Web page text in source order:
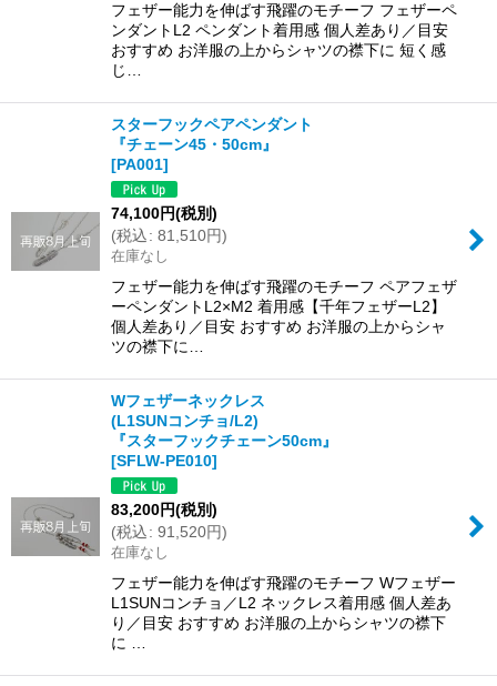
フェザー能力を伸ばす飛躍のモチーフ フェザーペ
ンダントL2 ペンダント着用感 個人差あり／目安
おすすめ お洋服の上からシャツの襟下に 短く感
じ…
スターフックペアペンダント
『チェーン45・50cm』
[PA001]
74,100円(税別)
(税込: 81,510円)
在庫なし
フェザー能力を伸ばす飛躍のモチーフ ペアフェザ
ーペンダントL2×M2 着用感【千年フェザーL2】
個人差あり／目安 おすすめ お洋服の上からシャ
ツの襟下に…
Wフェザーネックレス
(L1SUNコンチョ/L2)
『スターフックチェーン50cm』
[SFLW-PE010]
83,200円(税別)
(税込: 91,520円)
在庫なし
フェザー能力を伸ばす飛躍のモチーフ Wフェザー
L1SUNコンチョ／L2 ネックレス着用感 個人差あ
り／目安 おすすめ お洋服の上からシャツの襟下
に …